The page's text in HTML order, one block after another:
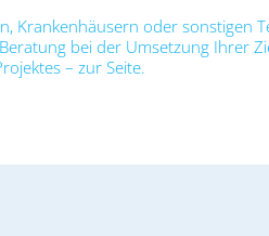
Krankenhäusern oder sonstigen
bei der Umsetzung Ihrer
– zur Seite.